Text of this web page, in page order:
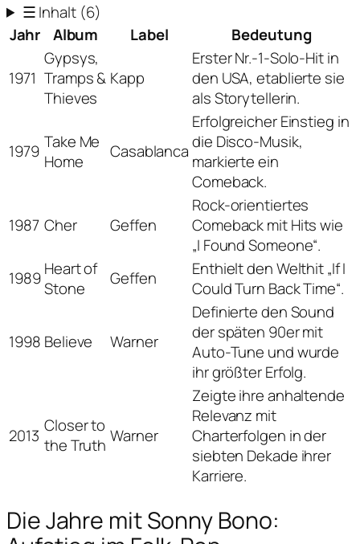
☰Inhalt (6)
Jahr
Album Label Bedeutung
1971
Gypsys,
Tramps &
Thieves
Kapp
Erster Nr.-1-Solo-Hit in
den USA, etablierte sie
als Storytellerin.
1979 Take Me
Home
Casablanca
Erfolgreicher Einstieg in
die Disco-Musik,
markierte ein
Comeback.
1987 Cher Geffen
Rock-orientiertes
Comeback mit Hits wie
„I Found Someone“.
1989 Heart of
Stone
Geffen
Enthielt den Welthit „If I
Could Turn Back Time“.
1998 Believe Warner
Definierte den Sound
der späten 90er mit
Auto-Tune und wurde
ihr größter Erfolg.
2013 Closer to
the Truth Warner
Zeigte ihre anhaltende
Relevanz mit
Charterfolgen in der
siebten Dekade ihrer
Karriere.
Die Jahre mit Sonny Bono: